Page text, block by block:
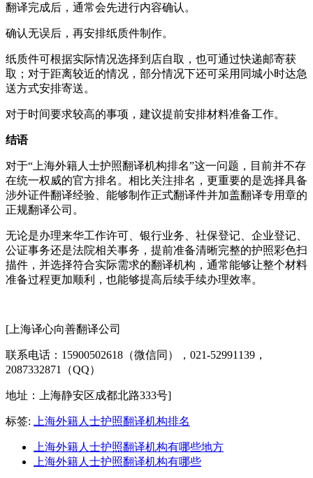
翻译完成后，通常会先进行内容确认。
确认无误后，再安排纸质件制作。
纸质件可根据实际情况选择到店自取，也可通过快递邮寄获
取；对于距离较近的情况，部分情况下还可采用同城小时达急
送方式安排寄送。
对于时间要求较高的事项，建议提前安排材料准备工作。
结语
对于“上海外籍人士护照翻译机构排名”这一问题，目前并不存
在统一权威的官方排名。相比关注排名，更重要的是选择具备
涉外证件翻译经验、能够制作正式翻译件并加盖翻译专用章的
正规翻译公司。
无论是办理来华工作许可、银行业务、社保登记、企业登记、
公证事务还是法院相关事务，提前准备清晰完整的护照彩色扫
描件，并选择符合实际需求的翻译机构，通常能够让整个材料
准备过程更加顺利，也能够提高后续手续办理效率。
[上海译心向善翻译公司
联系电话：15900502618（微信同），021-52991139，
2087332871（QQ）
地址：上海静安区成都北路333号]
标签: 上海外籍人士护照翻译机构排名
上海外籍人士护照翻译机构有哪些地方
上海外籍人士护照翻译机构有哪些